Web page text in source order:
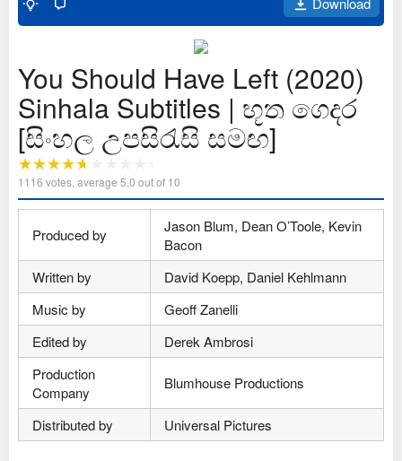
You Should Have Left (2020)
Sinhala Subtitles | භූත ගෙදර
[සිංහල උපසිරැසි සමඟ]
1116 votes, average 5.0 out of 10
Produced by
Jason Blum, Dean O’Toole, Kevin
Bacon
Written by
David Koepp, Daniel Kehlmann
Music by
Geoff Zanelli
Edited by
Derek Ambrosi
Production
Company
Blumhouse Productions
Distributed by Universal Pictures